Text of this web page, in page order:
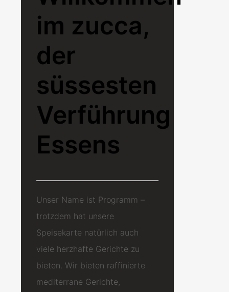
im zucca,
der
süssesten
Verführung
Essens
Unser Name ist Programm –
trotzdem hat unsere
Speisekarte natürlich auch
viele herzhafte Gerichte zu
bieten. Wir bieten raffinierte
mediterrane Gerichte,